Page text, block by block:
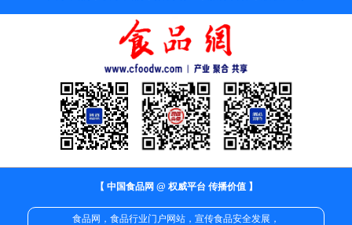
【 中国食品网 @ 权威平台 传播价值 】
食品网，食品行业门户网站，宣传食品安全发展，